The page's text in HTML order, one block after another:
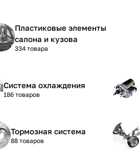
Пластиковые элементы
салона и кузова
334 товара
Система охлаждения
186 товаров
Тормозная система
88 товаров